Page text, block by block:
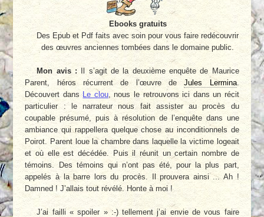
Ebooks gratuits
Des Epub et Pdf faits avec soin pour vous faire redécouvrir
des œuvres anciennes tombées dans le domaine public.
Mon avis :Il s’agit de la deuxième enquête de Maurice
Parent, héros récurrent de l’œuvre deJules Lermina.
Découvert dansLe clou, nous le retrouvons ici dans un récit
particulier : le narrateur nous fait assister au procès du
coupable présumé, puis à résolution de l’enquête dans une
ambiance qui rappellera quelque chose au inconditionnels de
Poirot. Parent loue la chambre dans laquelle la victime logeait
et où elle est décédée. Puis il réunit un certain nombre de
témoins. Des témoins qui n’ont pas été, pour la plus part,
appelés à la barre lors du procès. Il prouvera ainsi ... Ah !
Damned ! J’allais tout révélé. Honte à moi !
J’ai failli « spoiler » :-) tellement j’ai envie de vous faire